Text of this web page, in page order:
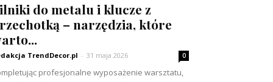
do metalu i klucze z
– narzędzia, które
TrendDecor.pl - 31 maja 2026 0
profesjonalne wyposażenie warsztatu,